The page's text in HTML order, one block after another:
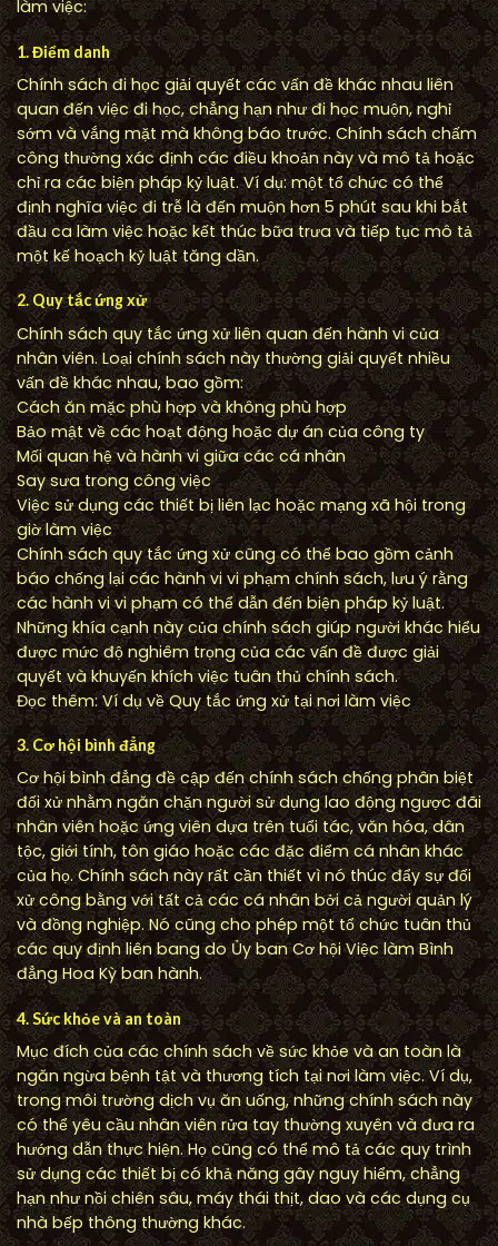
làm việc:
1. Điểm danh
Chính sách đi học giải quyết các vấn đề khác nhau liên
quan đến việc đi học, chẳng hạn như đi học muộn, nghỉ
sớm và vắng mặt mà không báo trước. Chính sách chấm
công thường xác định các điều khoản này và mô tả hoặc
chỉ ra các biện pháp kỷ luật. Ví dụ: một tổ chức có thể
định nghĩa việc đi trễ là đến muộn hơn 5 phút sau khi bắt
đầu ca làm việc hoặc kết thúc bữa trưa và tiếp tục mô tả
một kế hoạch kỷ luật tăng dần.
2. Quy tắc ứng xử
Chính sách quy tắc ứng xử liên quan đến hành vi của
nhân viên. Loại chính sách này thường giải quyết nhiều
vấn đề khác nhau, bao gồm:
Cách ăn mặc phù hợp và không phù hợp
Bảo mật về các hoạt động hoặc dự án của công ty
Mối quan hệ và hành vi giữa các cá nhân
Say sưa trong công việc
Việc sử dụng các thiết bị liên lạc hoặc mạng xã hội trong
giờ làm việc
Chính sách quy tắc ứng xử cũng có thể bao gồm cảnh
báo chống lại các hành vi vi phạm chính sách, lưu ý rằng
các hành vi vi phạm có thể dẫn đến biện pháp kỷ luật.
Những khía cạnh này của chính sách giúp người khác hiểu
được mức độ nghiêm trọng của các vấn đề được giải
quyết và khuyến khích việc tuân thủ chính sách.
Đọc thêm: Ví dụ về Quy tắc ứng xử tại nơi làm việc
3. Cơ hội bình đẳng
Cơ hội bình đẳng đề cập đến chính sách chống phân biệt
đối xử nhằm ngăn chặn người sử dụng lao động ngược đãi
nhân viên hoặc ứng viên dựa trên tuổi tác, văn hóa, dân
tộc, giới tính, tôn giáo hoặc các đặc điểm cá nhân khác
của họ. Chính sách này rất cần thiết vì nó thúc đẩy sự đối
xử công bằng với tất cả các cá nhân bởi cả người quản lý
và đồng nghiệp. Nó cũng cho phép một tổ chức tuân thủ
các quy định liên bang do Ủy ban Cơ hội Việc làm Bình
đẳng Hoa Kỳ ban hành.
4. Sức khỏe và an toàn
Mục đích của các chính sách về sức khỏe và an toàn là
ngăn ngừa bệnh tật và thương tích tại nơi làm việc. Ví dụ,
trong môi trường dịch vụ ăn uống, những chính sách này
có thể yêu cầu nhân viên rửa tay thường xuyên và đưa ra
hướng dẫn thực hiện. Họ cũng có thể mô tả các quy trình
sử dụng các thiết bị có khả năng gây nguy hiểm, chẳng
hạn như nồi chiên sâu, máy thái thịt, dao và các dụng cụ
nhà bếp thông thường khác.